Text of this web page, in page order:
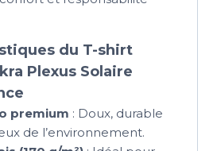
du T-shirt
Plexus Solaire
premium : Doux, durable
de l’environnement.